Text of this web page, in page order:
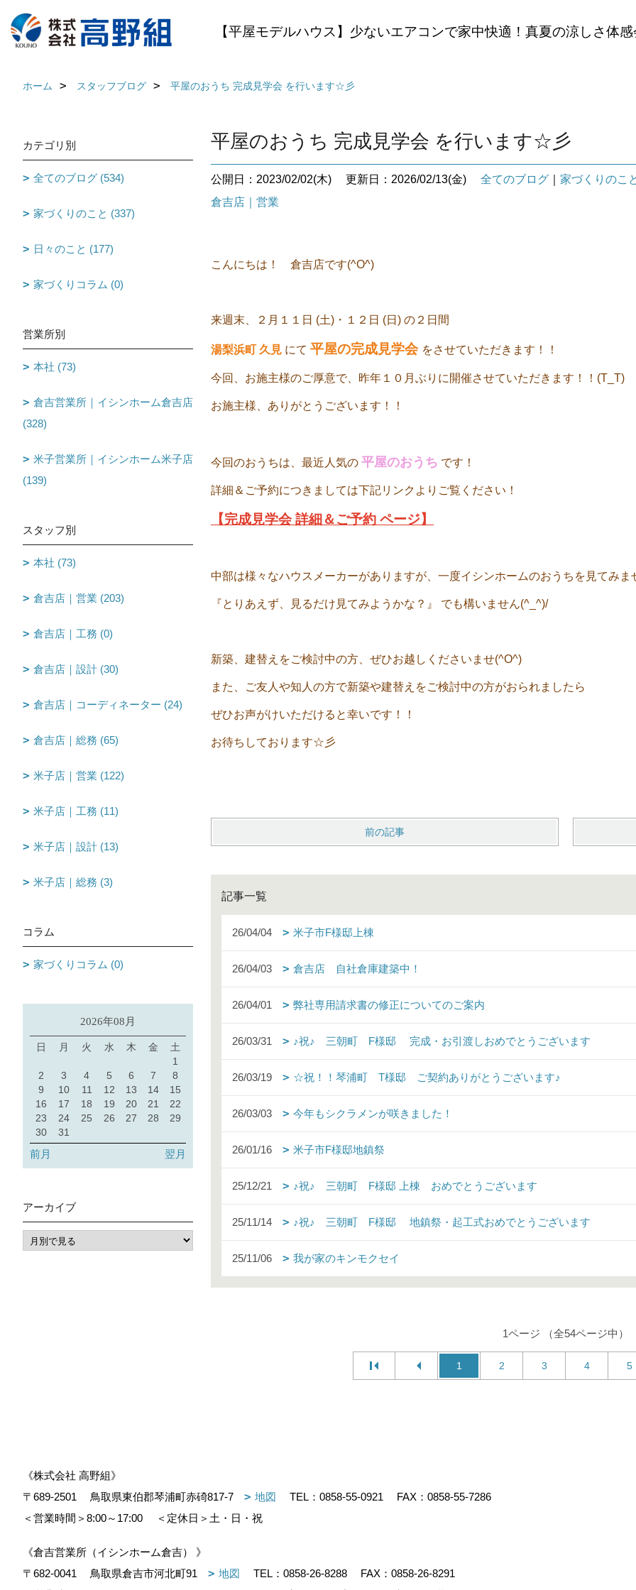
【平屋モデルハウス】少ないエアコンで家中快適！真夏の涼しさ体感
ホーム スタッフブログ 平屋のおうち 完成見学会 を行います☆彡
平屋のおうち 完成見学会 を行います☆彡
公開日：2023/02/02(木) 更新日：2026/02/13(金) 全てのブログ
家づくりのこ
倉吉店｜営業
こんにちは！ 倉吉店です(^O^)
来週末、２月１１日 (土)・１２日 (日) の２日間
湯梨浜町 久見 にて 平屋の完成見学会 をさせていただきます！！
今回、お施主様のご厚意で、昨年１０月ぶりに開催させていただきます！！(T_T)
お施主様、ありがとうございます！！
今回のおうちは、最近人気の 平屋のおうち です！
詳細＆ご予約につきましては下記リンクよりご覧ください！
【完成見学会 詳細＆ご予約 ページ】
中部は様々なハウスメーカーがありますが、一度イシンホームのおうちを見てみま
『とりあえず、見るだけ見てみようかな？』 でも構いません(^_^)/
新築、建替えをご検討中の方、ぜひお越しくださいませ(^O^)
また、ご友人や知人の方で新築や建替えをご検討中の方がおられましたら
ぜひお声がけいただけると幸いです！！
お待ちしております☆彡
前の記事
記事一覧
26/04/04 米子市F様邸上棟
26/04/03 倉吉店 自社倉庫建築中！
26/04/01 弊社専用請求書の修正についてのご案内
26/03/31 ♪祝♪ 三朝町 F様邸 完成・お引渡しおめでとうございます
26/03/19 ☆祝！！琴浦町 T様邸 ご契約ありがとうございます♪
26/03/03 今年もシクラメンが咲きました！
26/01/16 米子市F様邸地鎮祭
25/12/21 ♪祝♪ 三朝町 F様邸 上棟 おめでとうございます
25/11/14 ♪祝♪ 三朝町 F様邸 地鎮祭・起工式おめでとうございます
25/11/06 我が家のキンモクセイ
1ページ （全54ページ中）
1 2 3 4 5
カテゴリ別
全てのブログ (534)
家づくりのこと (337)
日々のこと (177)
家づくりコラム (0)
営業所別
本社 (73)
倉吉営業所｜イシンホーム倉吉店
(328)
米子営業所｜イシンホーム米子店
(139)
スタッフ別
本社 (73)
倉吉店｜営業 (203)
倉吉店｜工務 (0)
倉吉店｜設計 (30)
倉吉店｜コーディネーター (24)
倉吉店｜総務 (65)
米子店｜営業 (122)
米子店｜工務 (11)
米子店｜設計 (13)
米子店｜総務 (3)
コラム
家づくりコラム (0)
2026年08月
日 月 火 水 木 金
土
1
2
3 4 5 6 7
8
9
10 11 12 13 14
15
16
17 18 19 20 21
22
23
24 25 26 27 28
29
30
31
前月 翌月
アーカイブ
《株式会社 高野組》
〒689-2501
鳥取県東伯郡琴浦町赤碕817-7 地図 TEL： 0858-55-0921
FAX：0858-55-7286
＜営業時間＞8:00～17:00
＜定休日＞土・日・祝
《倉吉営業所（イシンホーム倉吉） 》
〒682-0041
鳥取県倉吉市河北町91 地図 TEL： 0858-26-8288
FAX：0858-26-8291